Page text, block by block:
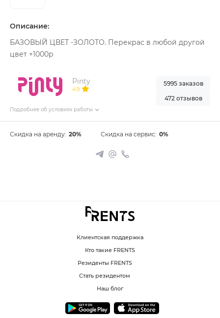
Описание:
БАЗОВЫЙ ЦВЕТ -ЗОЛОТО. Перекрас в любой другой
цвет +1000р
Pinty
4.9
Подробнее об условиях работы
5995 заказов
472 отзывов
Скидка на аренду: 20% Скидка на сервис: 0%
Клиентская поддержка
Кто такие FRENTS
Резиденты FRENTS
Стать резидентом
Наш блог